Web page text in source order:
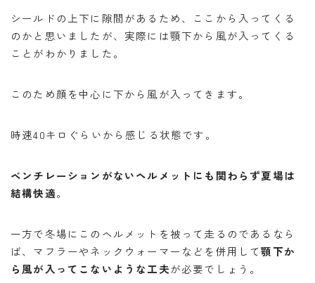
シールドの上下に隙間があるため、ここから入ってくる
のかと思いましたが、実際には顎下から風が入ってくる
ことがわかりました。
このため顔を中心に下から風が入ってきます。
時速40キロぐらいから感じる状態です。
ベンチレーションがないヘルメットにも関わらず夏場は
結構快適。
一方で冬場にこのヘルメットを被って走るのであるなら
ば、マフラーやネックウォーマーなどを併用して顎下か
ら風が入ってこないような工夫が必要でしょう。